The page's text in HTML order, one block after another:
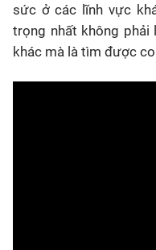
sức ở các lĩnh vực
trọng nhất không phải
khác mà là tìm được